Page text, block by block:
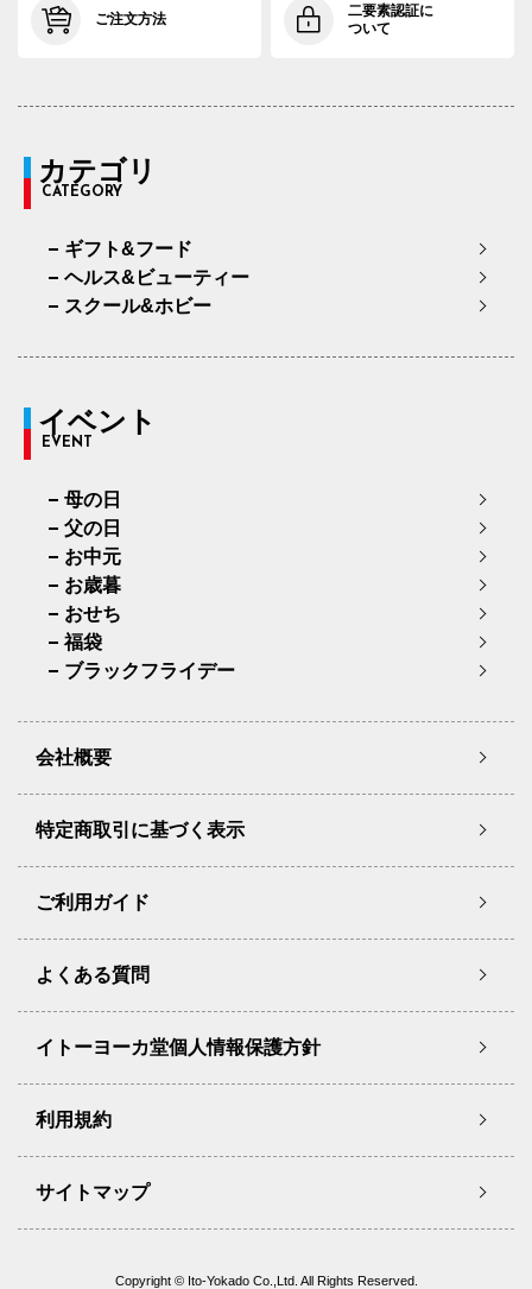
ご注文方法
二要素認証に
ついて
カテゴリ
CATEGORY
ギフト&フード
ヘルス&ビューティー
スクール&ホビー
イベント
EVENT
母の日
父の日
お中元
お歳暮
おせち
福袋
ブラックフライデー
会社概要
特定商取引に基づく表示
ご利用ガイド
よくある質問
イトーヨーカ堂個人情報保護方針
利用規約
サイトマップ
Copyright © Ito-Yokado Co.,Ltd. All Rights Reserved.